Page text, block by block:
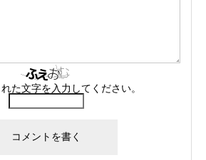
れた文字を入力してください。